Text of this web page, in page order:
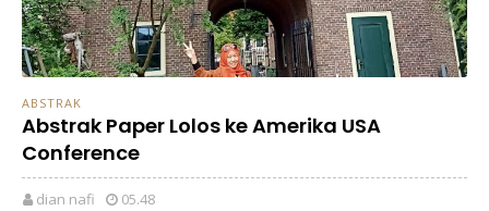
ABSTRAK
Abstrak Paper Lolos ke Amerika USA
Conference
dian nafi 05.48